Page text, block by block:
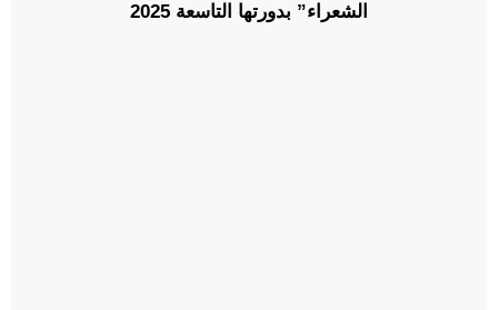
الشعراء” بدورتها التاسعة 2025